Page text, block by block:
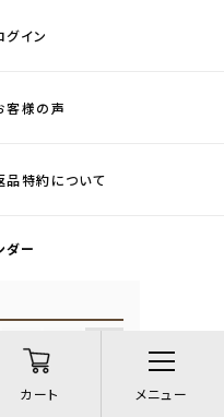
グイン
客様の声
品特約について
ダー
6